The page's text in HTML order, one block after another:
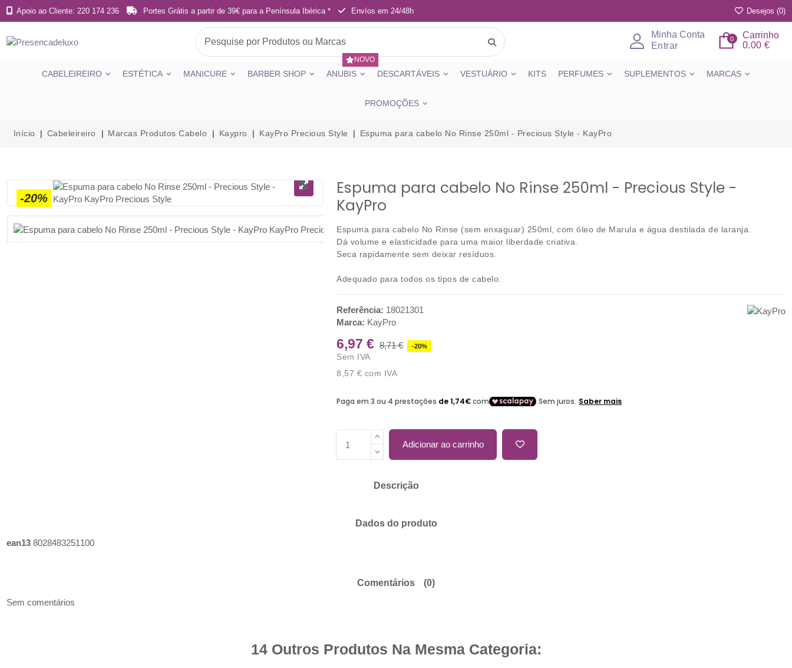
Apoio ao Cliente: 220 174 236 Portes Grátis a partir de 39€ para a Península Ibérica * Envíos em 24/48h Desejos (0)
Minha Conta
Entrar
Carrinho
0
0.00 €
CABELEIREIRO ESTÉTICA MANICURE BARBER SHOP ANUBIS
NOVO
DESCARTÁVEIS VESTUÁRIO KITS PERFUMES SUPLEMENTOS MARCAS
PROMOÇÕES
Início Cabeleireiro Marcas Produtos Cabelo Kaypro KayPro Precious Style Espuma para cabelo No Rinse 250ml - Precious Style - KayPro
-20%
Espuma para cabelo No Rinse 250ml - Precious Style -
KayPro
Espuma para cabelo No Rinse (sem enxaguar) 250ml, com óleo de Marula e água destilada de laranja.
Dá volume e elasticidade para uma maior liberdade criativa.
Seca rapidamente sem deixar resíduos.
Adequado para todos os tipos de cabelo.
Referência: 18021301
Marca: KayPro
6,97 € 8,71 € -20%
Sem IVA
8,57 € com IVA
Adicionar ao carrinho
Descrição
Dados do produto
ean13 8028483251100
Comentários
(0)
Sem comentários
14 Outros Produtos Na Mesma Categoria: